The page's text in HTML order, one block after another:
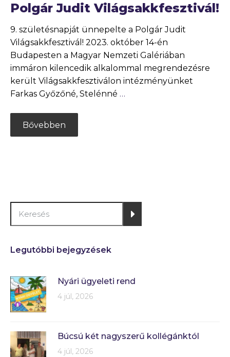
Polgár Judit Világsakkfesztivál!
9. születésnapját ünnepelte a Polgár Judit
Világsakkfesztivál! 2023. október 14-én
Budapesten a Magyar Nemzeti Galériában
immáron kilencedik alkalommal megrendezésre
került Világsakkfesztiválon intézményünket
Farkas Győzőné, Stelénné …
Bővebben
Legutóbbi bejegyzések
Nyári ügyeleti rend
4 júl, 2026
Búcsú két nagyszerű kollégánktól
4 júl, 2026